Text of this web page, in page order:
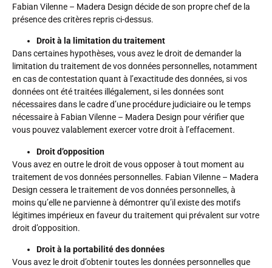
Fabian Vilenne – Madera Design décide de son propre chef de la
présence des critères repris ci-dessus.
Droit à la limitation du traitement
Dans certaines hypothèses, vous avez le droit de demander la
limitation du traitement de vos données personnelles, notamment
en cas de contestation quant à l’exactitude des données, si vos
données ont été traitées illégalement, si les données sont
nécessaires dans le cadre d’une procédure judiciaire ou le temps
nécessaire à Fabian Vilenne – Madera Design pour vérifier que
vous pouvez valablement exercer votre droit à l’effacement.
Droit d’opposition
Vous avez en outre le droit de vous opposer à tout moment au
traitement de vos données personnelles. Fabian Vilenne – Madera
Design cessera le traitement de vos données personnelles, à
moins qu’elle ne parvienne à démontrer qu’il existe des motifs
légitimes impérieux en faveur du traitement qui prévalent sur votre
droit d’opposition.
Droit à la portabilité des données
Vous avez le droit d’obtenir toutes les données personnelles que